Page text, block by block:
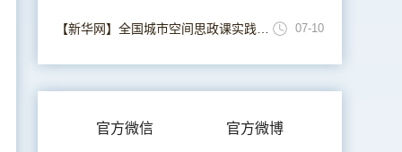
07-10
官方微信 官方微博